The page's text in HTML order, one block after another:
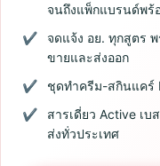
จนถึงแพ็กแบรนด์พร้
จดแจ้ง อย. ทุกสูตร พ
ขายและส่งออก
ชุดทำครีม-สกินแคร์
สารเดี่ยว Active เ
ส่งทั่วประเทศ